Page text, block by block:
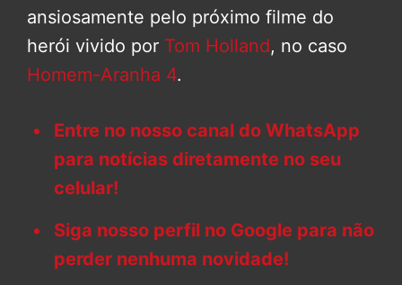
ansiosamente pelo próximo filme do
herói vivido por Tom Holland, no caso
Homem-Aranha 4.
Entre no nosso canal do WhatsApp
para notícias diretamente no seu
celular!
Siga nosso perfil no Google para não
perder nenhuma novidade!